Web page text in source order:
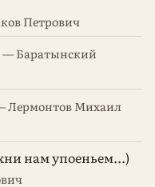
Петрович
— Баратынский
Лермонтов Михаил
нам упоеньем...)